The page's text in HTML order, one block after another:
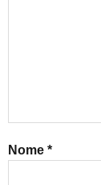
Nome *